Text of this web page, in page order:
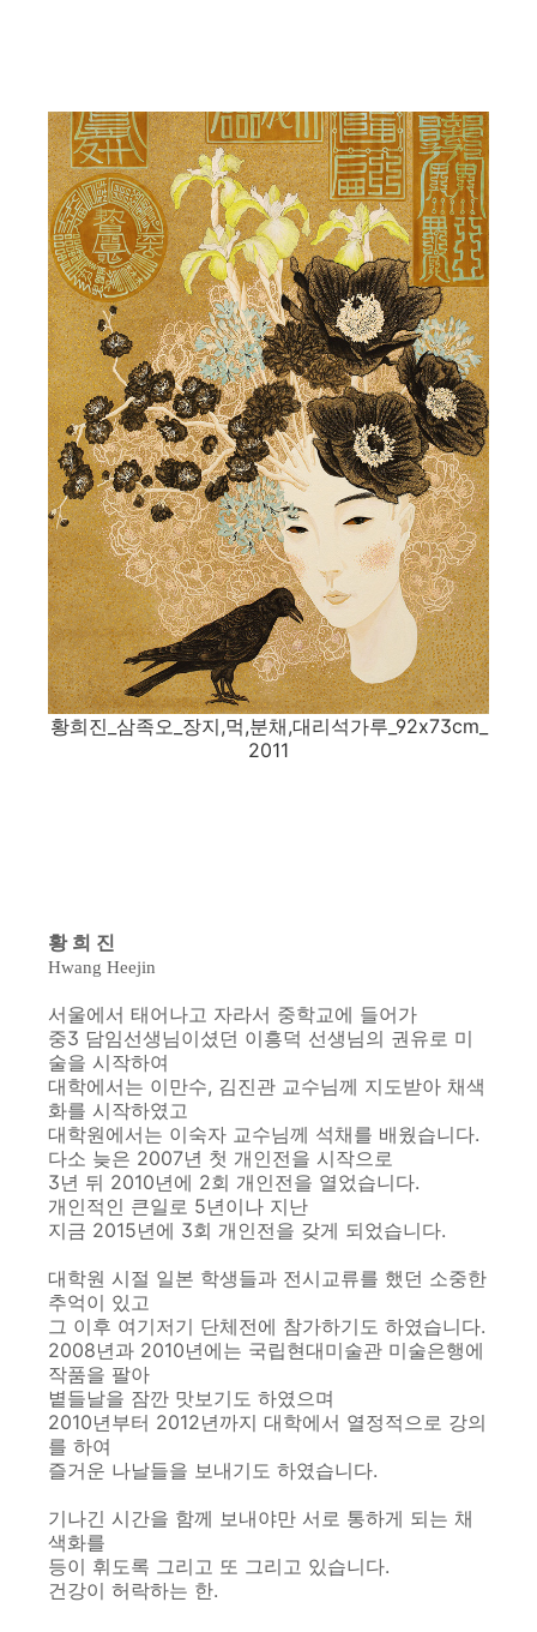
황희진_삼족오_장지,먹,분채,대리석가루_92x73cm_
2011
황 희 진
Hwang Heejin
서울에서 태어나고 자라서 중학교에 들어가
중3 담임선생님이셨던 이흥덕 선생님의 권유로 미
술을 시작하여
대학에서는 이만수, 김진관 교수님께 지도받아 채색
화를 시작하였고
대학원에서는 이숙자 교수님께 석채를 배웠습니다.
다소 늦은 2007년 첫 개인전을 시작으로
3년 뒤 2010년에 2회 개인전을 열었습니다.
개인적인 큰일로 5년이나 지난
지금 2015년에 3회 개인전을 갖게 되었습니다.
대학원 시절 일본 학생들과 전시교류를 했던 소중한
추억이 있고
그 이후 여기저기 단체전에 참가하기도 하였습니다.
2008년과 2010년에는 국립현대미술관 미술은행에
작품을 팔아
볕들날을 잠깐 맛보기도 하였으며
2010년부터 2012년까지 대학에서 열정적으로 강의
를 하여
즐거운 나날들을 보내기도 하였습니다.
기나긴 시간을 함께 보내야만 서로 통하게 되는 채
색화를
등이 휘도록 그리고 또 그리고 있습니다.
건강이 허락하는 한.